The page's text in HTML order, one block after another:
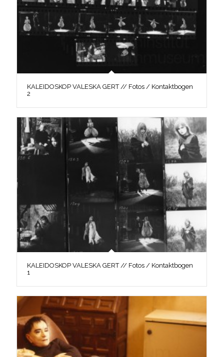
KALEIDOSKOP VALESKA GERT // Fotos / Kontaktbogen
2
KALEIDOSKOP VALESKA GERT // Fotos / Kontaktbogen
1